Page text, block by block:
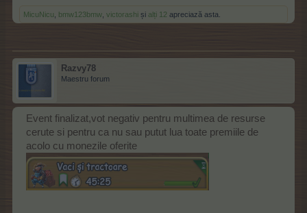
MicuNicu bmw123bmw victorashi și alți 12 apreciază asta.
Razvy78
Maestru forum
Event finalizat,vot negativ pentru multimea de resurse
cerute si pentru ca nu sau putut lua toate premiile de
acolo cu monezile oferite